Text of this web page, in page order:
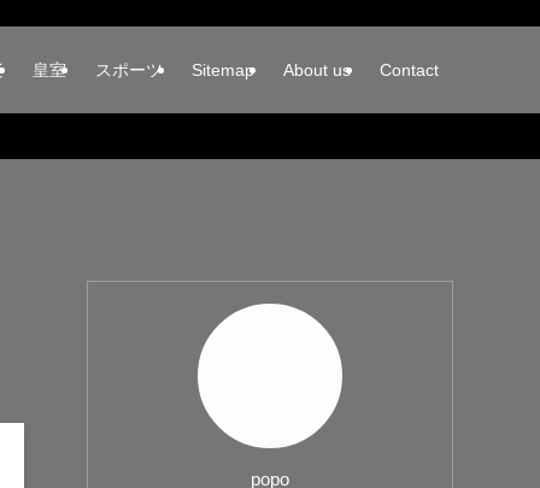
皇室 スポーツ Sitemap About us Contact
popo